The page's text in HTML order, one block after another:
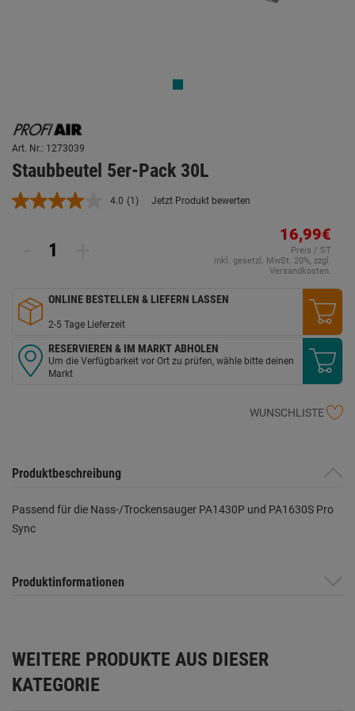
Art. Nr.: 1273039
Staubbeutel 5er-Pack 30L
4.0 Bewertung
(1) Jetzt Produkt bewerten
16,99€
Preis / ST
inkl. gesetzl. MwSt. 20%, zzgl.
Versandkosten.
ONLINE BESTELLEN & LIEFERN LASSEN
2-5 Tage Lieferzeit
RESERVIEREN & IM MARKT ABHOLEN
Um die Verfügbarkeit vor Ort zu prüfen, wähle bitte deinen
Markt
WUNSCHLISTE
Produktbeschreibung
Passend für die Nass-/Trockensauger PA1430P und PA1630S Pro
Sync
Produktinformationen
WEITERE PRODUKTE AUS DIESER
KATEGORIE